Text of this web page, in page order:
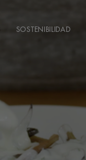
SOSTENIBILIDAD